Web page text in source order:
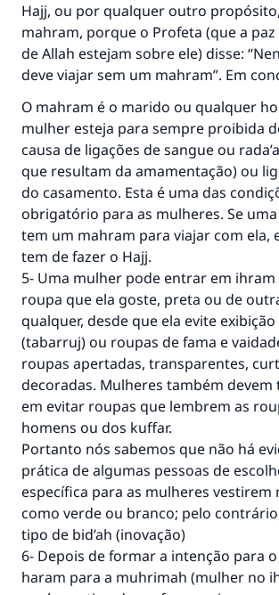
Hajj, ou por qualquer outro
mahram, porque o Profeta (que a paz
de Allah estejam sobre ele) disse:
deve viajar sem um mahram”. Em
O mahram é o marido ou qualquer
mulher esteja para sempre proibida
causa de ligações de sangue ou
que resultam da amamentação) ou
do casamento. Esta é uma das
obrigatório para as mulheres. Se
tem um mahram para viajar com ela,
tem de fazer o Hajj.
5- Uma mulher pode entrar em
roupa que ela goste, preta ou de
qualquer, desde que ela evite
(tabarruj) ou roupas de fama e
roupas apertadas, transparentes,
decoradas. Mulheres também devem
em evitar roupas que lembrem as
homens ou dos kuffar.
Portanto nós sabemos que não há
prática de algumas pessoas de
específica para as mulheres vestirem
como verde ou branco; pelo
tipo de bid’ah (inovação)
6- Depois de formar a intenção para
haram para a muhrimah (mulher no